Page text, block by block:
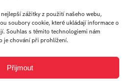
zážitky z použití našeho webu,
soubory cookie, které ukládají informace o
Souhlas s těmito technologiemi nám
je chování při prohlížení.
Přijmout